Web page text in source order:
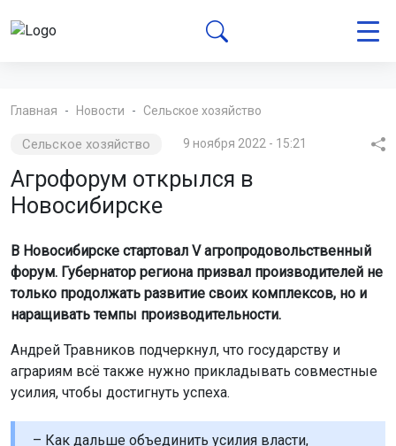
Главная Новости Сельское хозяйство
Сельское хозяйство 9 ноября 2022 - 15:21
Агрофорум открылся в
Новосибирске
В Новосибирске стартовал V агропродовольственный
форум. Губернатор региона призвал производителей не
только продолжать развитие своих комплексов, но и
наращивать темпы производительности.
Андрей Травников подчеркнул, что государству и
аграриям всё также нужно прикладывать совместные
усилия, чтобы достигнуть успеха.
– Как дальше объединить усилия власти,